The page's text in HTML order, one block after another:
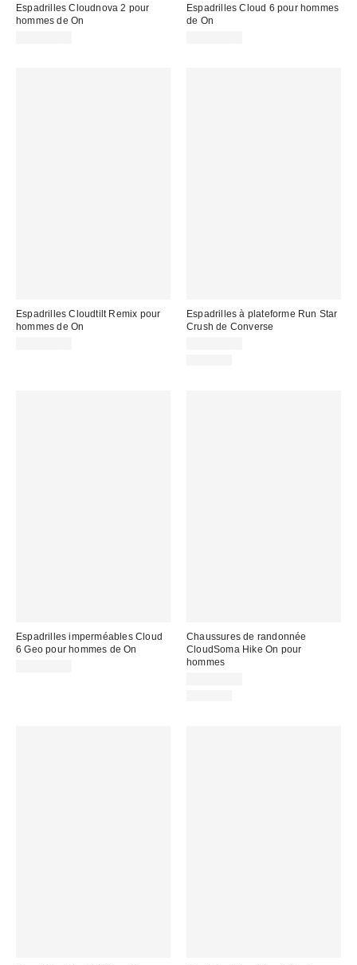
Espadrilles Cloudnova 2 pour
hommes de On
Espadrilles Cloud 6 pour hommes
de On
Espadrilles Cloudtilt Remix pour
hommes de On
Espadrilles à plateforme Run Star
Crush de Converse
Espadrilles imperméables Cloud
6 Geo pour hommes de On
Chaussures de randonnée
CloudSoma Hike On pour
hommes